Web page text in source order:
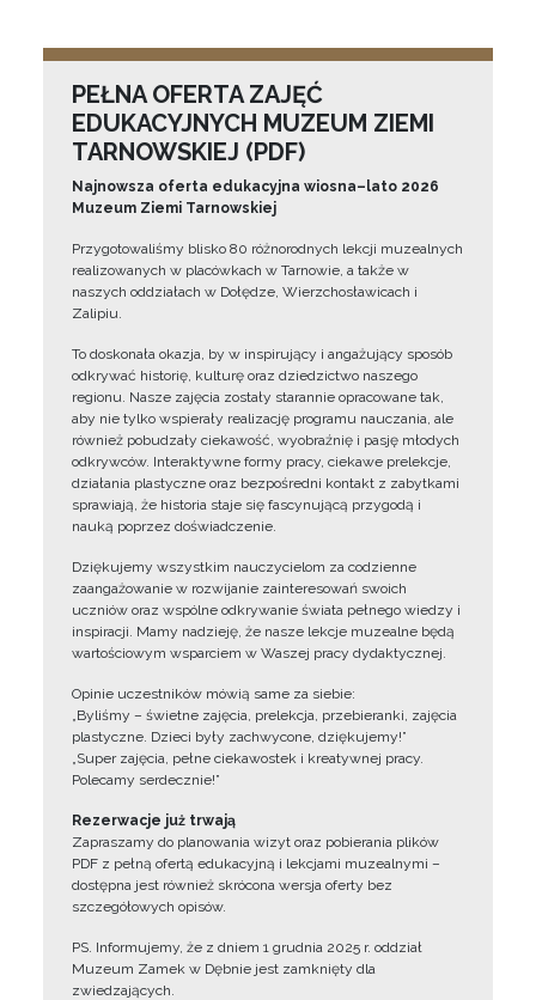
PEŁNA OFERTA ZAJĘĆ
EDUKACYJNYCH MUZEUM ZIEMI
TARNOWSKIEJ (PDF)
Najnowsza oferta edukacyjna wiosna–lato 2026
Muzeum Ziemi Tarnowskiej
Przygotowaliśmy blisko 80 różnorodnych lekcji muzealnych
realizowanych w placówkach w Tarnowie, a także w
naszych oddziałach w Dołędze, Wierzchosławicach i
Zalipiu.
To doskonała okazja, by w inspirujący i angażujący sposób
odkrywać historię, kulturę oraz dziedzictwo naszego
regionu. Nasze zajęcia zostały starannie opracowane tak,
aby nie tylko wspierały realizację programu nauczania, ale
również pobudzały ciekawość, wyobraźnię i pasję młodych
odkrywców. Interaktywne formy pracy, ciekawe prelekcje,
działania plastyczne oraz bezpośredni kontakt z zabytkami
sprawiają, że historia staje się fascynującą przygodą i
nauką poprzez doświadczenie.
Dziękujemy wszystkim nauczycielom za codzienne
zaangażowanie w rozwijanie zainteresowań swoich
uczniów oraz wspólne odkrywanie świata pełnego wiedzy i
inspiracji. Mamy nadzieję, że nasze lekcje muzealne będą
wartościowym wsparciem w Waszej pracy dydaktycznej.
Opinie uczestników mówią same za siebie:
„Byliśmy – świetne zajęcia, prelekcja, przebieranki, zajęcia
plastyczne. Dzieci były zachwycone, dziękujemy!”
„Super zajęcia, pełne ciekawostek i kreatywnej pracy.
Polecamy serdecznie!”
Rezerwacje już trwają
Zapraszamy do planowania wizyt oraz pobierania plików
PDF z pełną ofertą edukacyjną i lekcjami muzealnymi –
dostępna jest również skrócona wersja oferty bez
szczegółowych opisów.
PS. Informujemy, że z dniem 1 grudnia 2025 r. oddział
Muzeum Zamek w Dębnie jest zamknięty dla
zwiedzających.